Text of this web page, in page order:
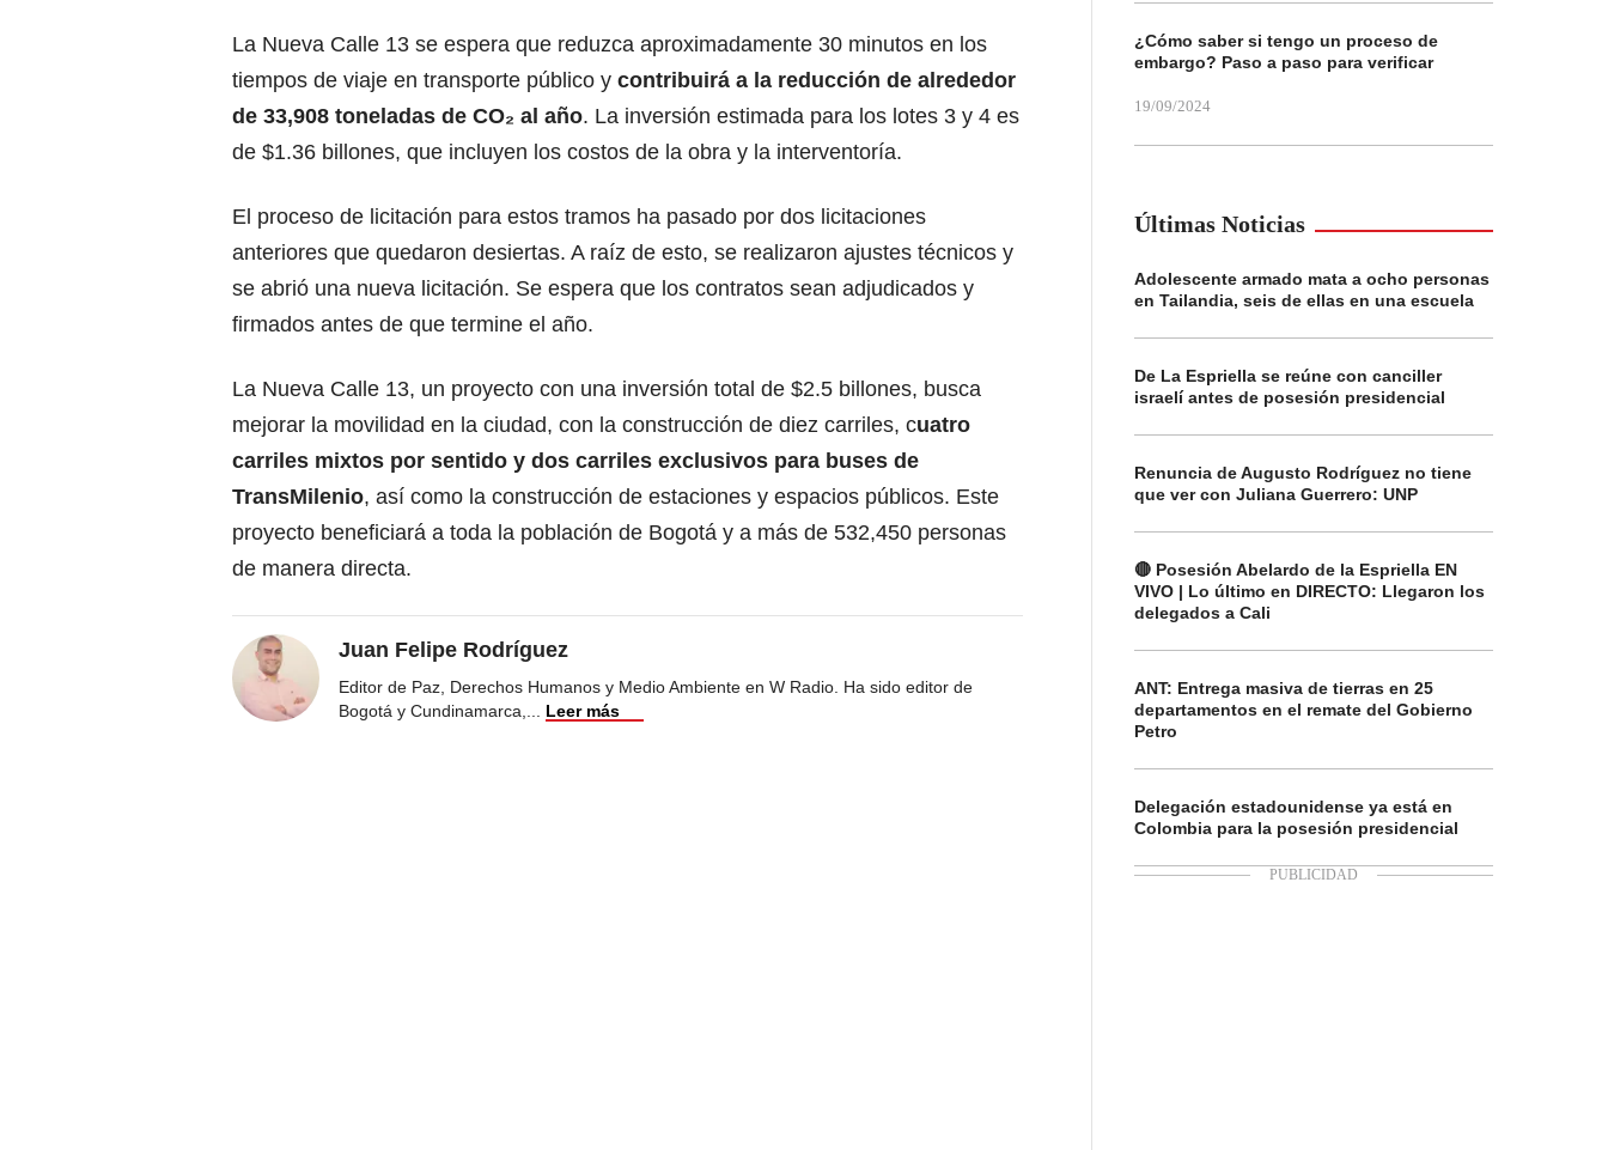
La Nueva Calle 13 se espera que reduzca aproximadamente 30 minutos en los
tiempos de viaje en transporte público y contribuirá a la reducción de alrededor
de 33,908 toneladas de CO₂ al año. La inversión estimada para los lotes 3 y 4 es
de $1.36 billones, que incluyen los costos de la obra y la interventoría.
El proceso de licitación para estos tramos ha pasado por dos licitaciones
anteriores que quedaron desiertas. A raíz de esto, se realizaron ajustes técnicos y
se abrió una nueva licitación. Se espera que los contratos sean adjudicados y
firmados antes de que termine el año.
La Nueva Calle 13, un proyecto con una inversión total de $2.5 billones, busca
mejorar la movilidad en la ciudad, con la construcción de diez carriles, cuatro
carriles mixtos por sentido y dos carriles exclusivos para buses de
TransMilenio, así como la construcción de estaciones y espacios públicos. Este
proyecto beneficiará a toda la población de Bogotá y a más de 532,450 personas
de manera directa.
Juan Felipe Rodríguez
Editor de Paz, Derechos Humanos y Medio Ambiente en W Radio. Ha sido editor de
Bogotá y Cundinamarca,
Leer más
¿Cómo saber si tengo un proceso de
embargo? Paso a paso para verificar
19/09/2024
Últimas Noticias
Adolescente armado mata a ocho personas
en Tailandia, seis de ellas en una escuela
De La Espriella se reúne con canciller
israelí antes de posesión presidencial
Renuncia de Augusto Rodríguez no tiene
que ver con Juliana Guerrero: UNP
🔴 Posesión Abelardo de la Espriella EN
VIVO | Lo último en DIRECTO: Llegaron los
delegados a Cali
ANT: Entrega masiva de tierras en 25
departamentos en el remate del Gobierno
Petro
Delegación estadounidense ya está en
Colombia para la posesión presidencial